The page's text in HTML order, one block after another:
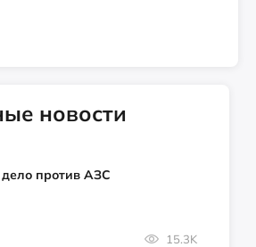
новости
против АЗС
15.3K